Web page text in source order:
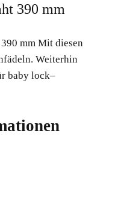
390 mm
mm Mit diesen
Weiterhin
baby lock–